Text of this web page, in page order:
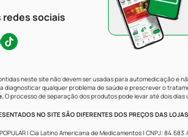
redes sociais
neste site não devem ser usadas para automedicação e
diagnosticar qualquer problema de saúde e prescrever o
O processo de separação dos produtos pode levar até dois
NO SITE SÃO DIFERENTES DOS PREÇOS DAS
POPULAR | Cia Latino Americana de Medicamentos | CNPJ: